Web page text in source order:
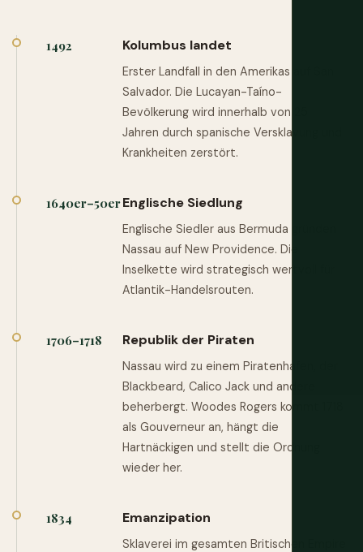
1492 Kolumbus landet
Erster Landfall in den Amerikas auf San
Salvador. Die Lucayan-Taíno-
Bevölkerung wird innerhalb von 25
Jahren durch spanische Versklavung und
Krankheiten zerstört.
1640er–50erEnglische Siedlung
Englische Siedler aus Bermuda gründen
Nassau auf New Providence. Die
Inselkette wird strategisch wertvoll für
Atlantik-Handelsrouten.
1706–1718 Republik der Piraten
Nassau wird zu einem Piratenhafen, der
Blackbeard, Calico Jack und andere
beherbergt. Woodes Rogers kommt 1718
als Gouverneur an, hängt die
Hartnäckigen und stellt die Ordnung
wieder her.
1834 Emanzipation
Sklaverei im gesamten Britischen Empire